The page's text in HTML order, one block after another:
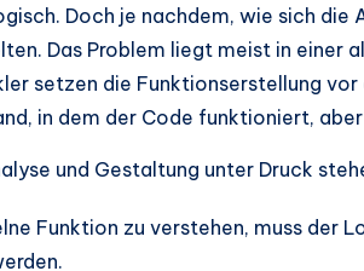
Doch je nachdem, wie sich die
Das Problem liegt meist in einer
setzen die Funktionserstellung vor
in dem der Code funktioniert,
und Gestaltung unter Druck
Funktion zu verstehen, muss der